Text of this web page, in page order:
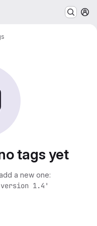
tags yet
a new one:
1.4'